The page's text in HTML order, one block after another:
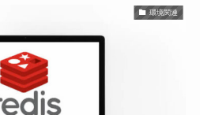
環境関連